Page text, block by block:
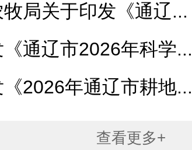
局关于印发《通辽...
通辽市2026年科学...
2026年通辽市耕地...
查看更多+